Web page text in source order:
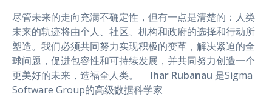
尽管未来的走向充满不确定性，但有一点是清楚的：人类
未来的轨迹将由个人、社区、机构和政府的选择和行动所
塑造。我们必须共同努力实现积极的变革，解决紧迫的全
球问题，促进包容性和可持续发展，并共同努力创造一个
更美好的未来，造福全人类。 Ihar Rubanau 是Sigma
Software Group的高级数据科学家